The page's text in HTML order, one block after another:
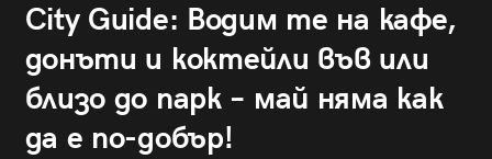
City Guide: Водим те на кафе,
донъти и коктейли във или
близо до парк – май няма как
да е по-добър!